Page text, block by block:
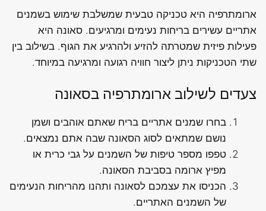
ארומתרפיה היא טכניקה טבעית שמשלבת שימוש בשמנים
אתריים עשירים בריחות נעימים ומרגיעים. סאונה היא
פעילות פיזית שמטרתה להזיע ולהרגיע את הגוף. בשילוב בין
שתי הטכניקות ניתן ליצור חוויה רגועה ומרגיעה במיוחד.
צעדים לשילוב ארומתרפיה בסאונה
בחרו שמנים אתריים בריח שאתם אוהבים ושמן
נושם שמתאים לסוג הסאונה שבה אתם נמצאים.
טפפו מספר טיפות של השמנים על גבי כרית או
מפיץ ארומה בסביבת הסאונה.
הכניסו את עצמכם לסאונה ותהנו מהריחות הנעימים
של השמנים האתריים.